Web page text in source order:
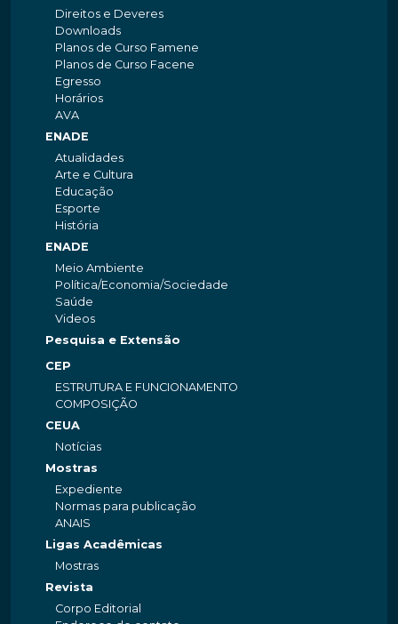
Direitos e Deveres
Downloads
Planos de Curso Famene
Planos de Curso Facene
Egresso
Horários
AVA
ENADE
Atualidades
Arte e Cultura
Educação
Esporte
História
ENADE
Meio Ambiente
Política/Economia/Sociedade
Saúde
Videos
Pesquisa e Extensão
CEP
ESTRUTURA E FUNCIONAMENTO
COMPOSIÇÃO
CEUA
Notícias
Mostras
Expediente
Normas para publicação
ANAIS
Ligas Acadêmicas
Mostras
Revista
Corpo Editorial